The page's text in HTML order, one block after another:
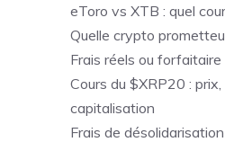
eToro vs XTB : quel
Quelle crypto
Frais réels ou forfaitaire
Cours du $XRP20 :
capitalisation
Frais de